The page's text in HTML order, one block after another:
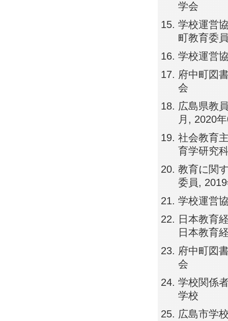
学会
学校運営
町教育委
学校運営
府中町図
会
広島県教
月, 2020
社会教育
育学研究
教育に関
委員,
学校運営
日本教育
日本教育
府中町図
会
学校関係
学校
広島市学